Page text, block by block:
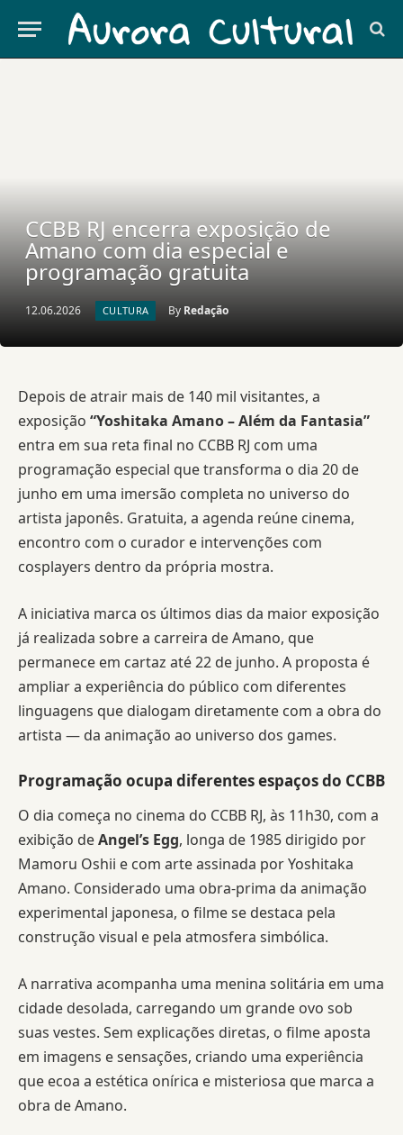
CCBB RJ encerra exposição de
Amano com dia especial e
programação gratuita
12.06.2026 CULTURA By Redação
Depois de atrair mais de 140 mil visitantes, a
exposição “Yoshitaka Amano – Além da Fantasia”
entra em sua reta final no CCBB RJ com uma
programação especial que transforma o dia 20 de
junho em uma imersão completa no universo do
artista japonês. Gratuita, a agenda reúne cinema,
encontro com o curador e intervenções com
cosplayers dentro da própria mostra.
A iniciativa marca os últimos dias da maior exposição
já realizada sobre a carreira de Amano, que
permanece em cartaz até 22 de junho. A proposta é
ampliar a experiência do público com diferentes
linguagens que dialogam diretamente com a obra do
artista — da animação ao universo dos games.
Programação ocupa diferentes espaços do CCBB
O dia começa no cinema do CCBB RJ, às 11h30, com a
exibição deAngel’s Egg, longa de 1985 dirigido por
Mamoru Oshii e com arte assinada por Yoshitaka
Amano. Considerado uma obra-prima da animação
experimental japonesa, o filme se destaca pela
construção visual e pela atmosfera simbólica.
A narrativa acompanha uma menina solitária em uma
cidade desolada, carregando um grande ovo sob
suas vestes. Sem explicações diretas, o filme aposta
em imagens e sensações, criando uma experiência
que ecoa a estética onírica e misteriosa que marca a
obra de Amano.